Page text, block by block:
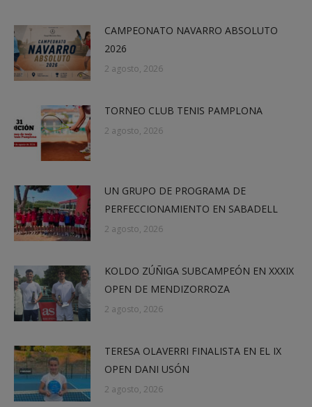
CAMPEONATO NAVARRO ABSOLUTO
2026
2 agosto, 2026
TORNEO CLUB TENIS PAMPLONA
2 agosto, 2026
UN GRUPO DE PROGRAMA DE
PERFECCIONAMIENTO EN SABADELL
2 agosto, 2026
KOLDO ZÚÑIGA SUBCAMPEÓN EN XXXIX
OPEN DE MENDIZORROZA
2 agosto, 2026
TERESA OLAVERRI FINALISTA EN EL IX
OPEN DANI USÓN
2 agosto, 2026